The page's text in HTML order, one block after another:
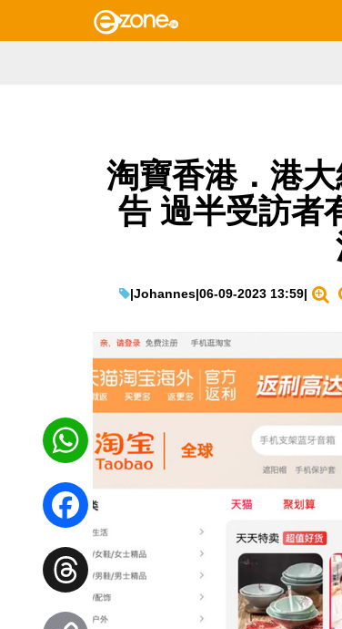
淘寶香港．港
告 過半受訪者
|Johannes|06-09-2023 13:59|
WhatsApp
Facebook
Threads